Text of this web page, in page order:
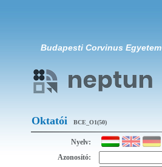
Budapesti Corvinus Egyetem
Oktatói BCE_O1(50)
Nyelv:
Azonosító: